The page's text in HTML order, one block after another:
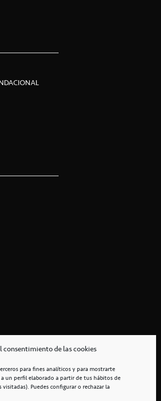
consentimiento de las cookies
para fines analíticos y para mostrarte
un perfil elaborado a partir de tus hábitos de
Puedes configurar o rechazar la